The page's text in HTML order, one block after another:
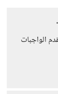
الواجبات